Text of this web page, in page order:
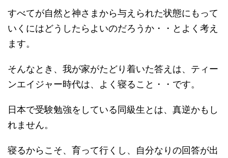
すべてが自然と神さまから与えられた状態にもって
いくにはどうしたらよいのだろうか・・とよく考え
ます。
そんなとき、我が家がたどり着いた答えは、ティー
ンエイジャー時代は、よく寝ること・・です。
日本で受験勉強をしている同級生とは、真逆かもし
れません。
寝るからこそ、育って行くし、自分なりの回答が出